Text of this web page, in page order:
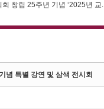
회 창립 25주년 기념 ‘2025년 교
념 특별 강연 및 삼색 전시회